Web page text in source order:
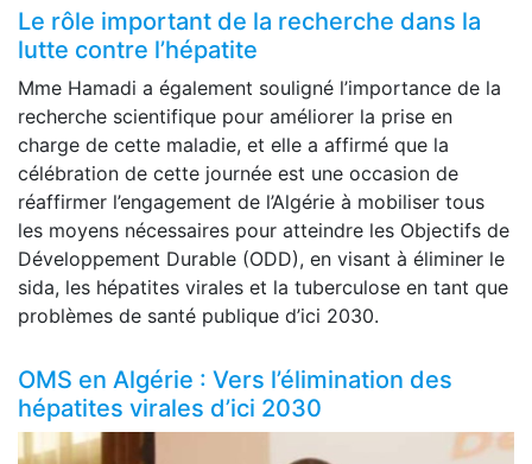
Le rôle important de la recherche dans la
lutte contre l’hépatite
Mme Hamadi a également souligné l’importance de la
recherche scientifique pour améliorer la prise en
charge de cette maladie, et elle a affirmé que la
célébration de cette journée est une occasion de
réaffirmer l’engagement de l’Algérie à mobiliser tous
les moyens nécessaires pour atteindre les Objectifs de
Développement Durable (ODD), en visant à éliminer le
sida, les hépatites virales et la tuberculose en tant que
problèmes de santé publique d’ici 2030.
OMS en Algérie : Vers l’élimination des
hépatites virales d’ici 2030